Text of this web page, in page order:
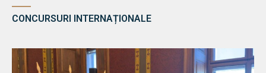
CONCURSURI INTERNAȚIONALE